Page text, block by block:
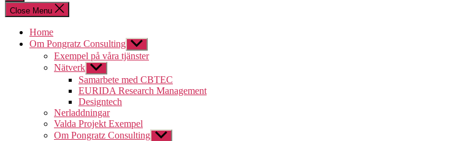
Close Menu
Home
Om Pongratz Consulting Show
sub
menu
Exempel på våra tjänster
Nätverk Show
sub
menu
Samarbete med CBTEC
EURIDA Research Management
Designtech
Nerladdningar
Valda Projekt Exempel
Om Pongratz Consulting Show